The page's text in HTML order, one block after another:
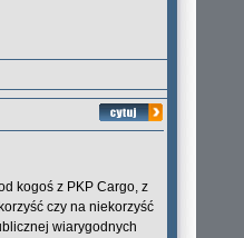
kogoś z PKP Cargo, z
czy na niekorzyść
wiarygodnych